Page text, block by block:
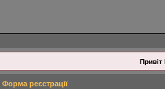
Привіт
Форма реєстрації